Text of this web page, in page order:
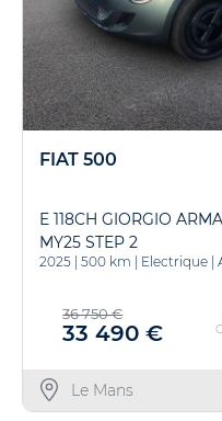
FIAT 500
E 118CH GIORGIO
MY25 STEP 2
2025 500 km Electrique
36 750 €
33 490 €
Le Mans